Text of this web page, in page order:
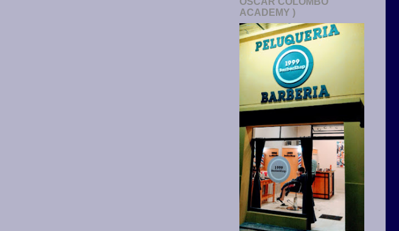
ACADEMY )